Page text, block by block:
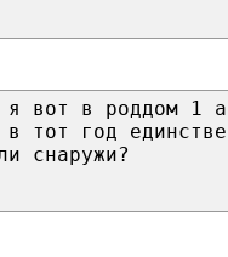
вот в роддом 1
тот год
снаружи?